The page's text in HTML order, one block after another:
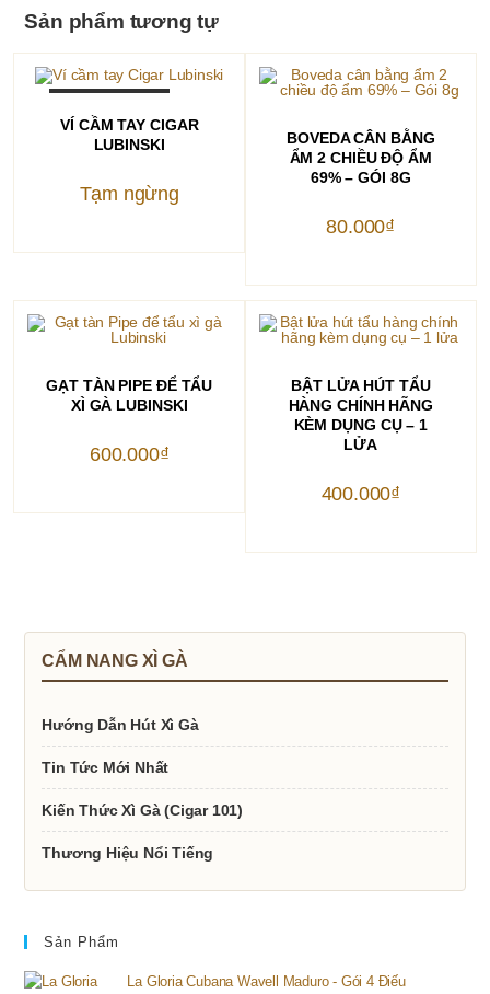
Sản phẩm tương tự
ĐỌC TIẾP
VÍ CẦM TAY CIGAR
LUBINSKI
Tạm ngừng
THÊM VÀO GIỎ HÀNG
BOVEDA CÂN BẰNG
ẨM 2 CHIỀU ĐỘ ẨM
69% – GÓI 8G
80.000₫
THÊM VÀO GIỎ HÀNG
GẠT TÀN PIPE ĐỂ TẨU
XÌ GÀ LUBINSKI
600.000₫
THÊM VÀO GIỎ HÀNG
BẬT LỬA HÚT TẨU
HÀNG CHÍNH HÃNG
KÈM DỤNG CỤ – 1
LỬA
400.000₫
CẨM NANG XÌ GÀ
Hướng Dẫn Hút Xì Gà
Tin Tức Mới Nhất
Kiến Thức Xì Gà (Cigar 101)
Thương Hiệu Nổi Tiếng
Sản Phẩm
La Gloria Cubana Wavell Maduro - Gói 4 Điếu